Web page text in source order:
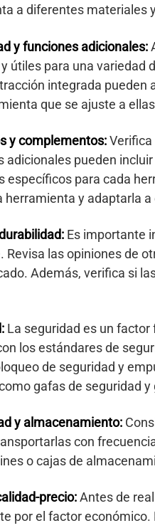
a diferentes materiales
y funciones adicionales:
útiles para una variedad
integrada pueden
que se ajuste a
y complementos:Verifica
adicionales pueden
específicos para cada
herramienta y adaptarla
Es importante
Revisa las opiniones de
Además, verifica si
La seguridad es un
los estándares de
de seguridad y
gafas de seguridad
y almacenamiento:
con
o cajas de
precio:Antes de
por el factor económico.